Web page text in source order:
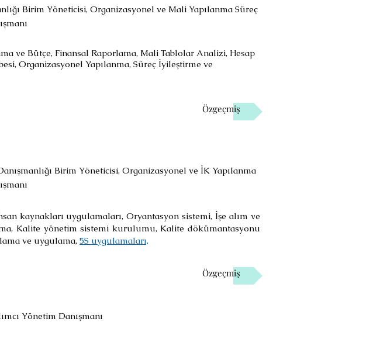
Birim Yöneticisi, Organizasyonel ve Mali Yapılanma Süreç
ve Bütçe, Finansal Raporlama, Mali Tablolar Analizi, Hesap
Organizasyonel Yapılanma, Süreç İyileştirme ve
Özgeçmiş
Birim Yöneticisi, Organizasyonel ve İK Yapılanma
kaynakları uygulamaları, Oryantasyon sistemi, İşe alım ve
Kalite yönetim sistemi kurulumu, Kalite dökümantasyonu
ve uygulama, 5S uygulamaları,
Özgeçmiş
Yönetim Danışmanı